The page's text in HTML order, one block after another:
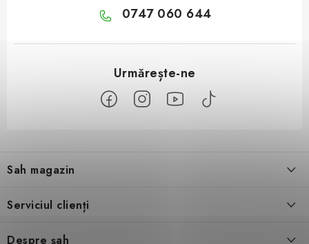
0747 060 644
b
o
Sah magazin
Serviciul clienți
Condiţii generale de vânzare
Despre șah